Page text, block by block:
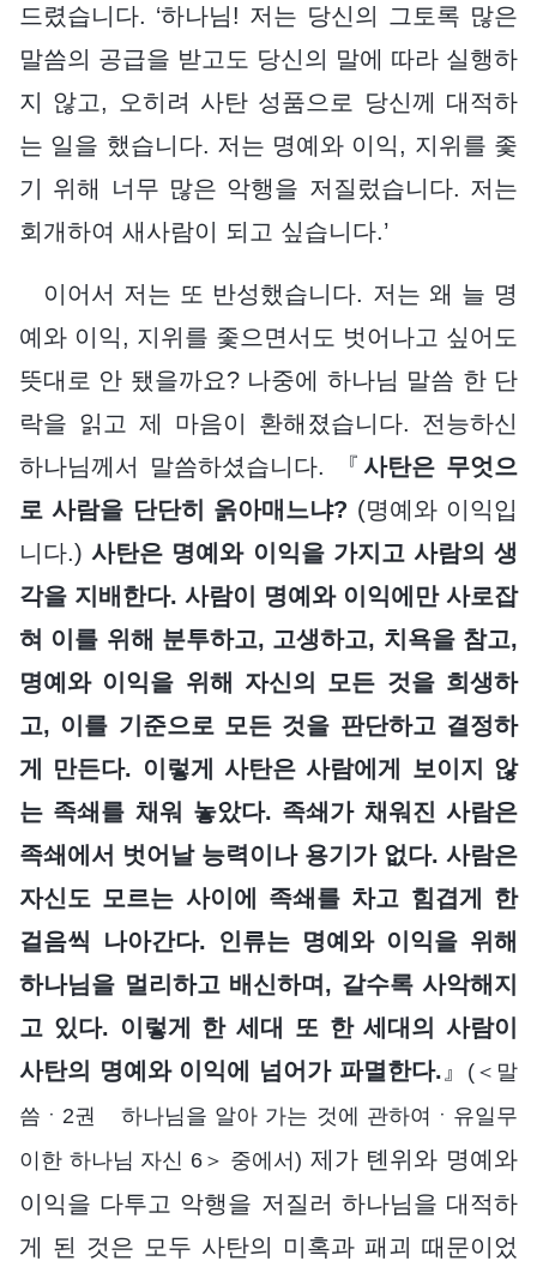
드렸습니다. ‘하나님! 저는 당신의 그토록 많은
말씀의 공급을 받고도 당신의 말에 따라 실행하
지 않고, 오히려 사탄 성품으로 당신께 대적하
는 일을 했습니다. 저는 명예와 이익, 지위를 좇
기 위해 너무 많은 악행을 저질렀습니다. 저는
회개하여 새사람이 되고 싶습니다.’
이어서 저는 또 반성했습니다. 저는 왜 늘 명
예와 이익, 지위를 좇으면서도 벗어나고 싶어도
뜻대로 안 됐을까요? 나중에 하나님 말씀 한 단
락을 읽고 제 마음이 환해졌습니다. 전능하신
하나님께서 말씀하셨습니다. 『 사탄은 무엇으
로 사람을 단단히 옭아매느냐? (명예와 이익입
니다.) 사탄은 명예와 이익을 가지고 사람의 생
각을 지배한다. 사람이 명예와 이익에만 사로잡
혀 이를 위해 분투하고, 고생하고, 치욕을 참고,
명예와 이익을 위해 자신의 모든 것을 희생하
고, 이를 기준으로 모든 것을 판단하고 결정하
게 만든다. 이렇게 사탄은 사람에게 보이지 않
는 족쇄를 채워 놓았다. 족쇄가 채워진 사람은
족쇄에서 벗어날 능력이나 용기가 없다. 사람은
자신도 모르는 사이에 족쇄를 차고 힘겹게 한
걸음씩 나아간다. 인류는 명예와 이익을 위해
하나님을 멀리하고 배신하며, 갈수록 사악해지
고 있다. 이렇게 한 세대 또 한 세대의 사람이
사탄의 명예와 이익에 넘어가 파멸한다. 』 (＜말
씀ㆍ2권 하나님을 알아 가는 것에 관하여ㆍ유일무
이한 하나님 자신 6＞ 중에서) 제가 톈위와 명예와
이익을 다투고 악행을 저질러 하나님을 대적하
게 된 것은 모두 사탄의 미혹과 패괴 때문이었